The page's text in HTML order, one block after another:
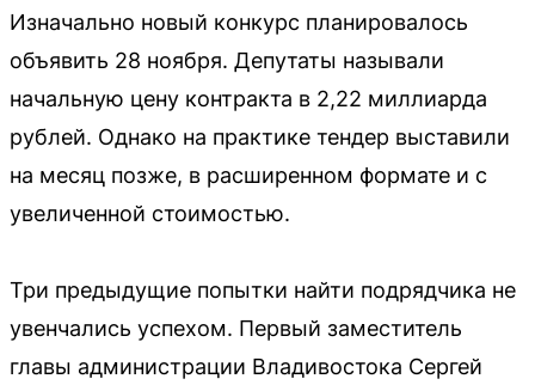
Изначально новый конкурс планировалось
объявить 28 ноября. Депутаты называли
начальную цену контракта в 2,22 миллиарда
рублей. Однако на практике тендер выставили
на месяц позже, в расширенном формате и с
увеличенной стоимостью.
Три предыдущие попытки найти подрядчика не
увенчались успехом. Первый заместитель
главы администрации Владивостока Сергей